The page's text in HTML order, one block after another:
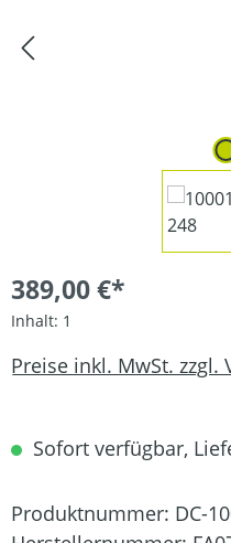
389,00 €*
Inhalt: 1
Preise inkl. MwSt. zzgl.
Sofort verfügbar,
Produktnummer: DC-